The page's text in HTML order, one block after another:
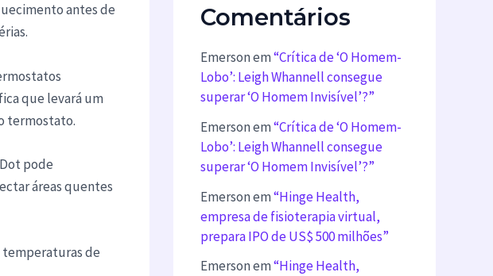
antes de
que levará um
termostato.
pode
áreas quentes
temperaturas de
Comentários
Emersonem“Crítica de ‘O Homem-
Lobo’: Leigh Whannell consegue
superar ‘O Homem Invisível’?”
Emersonem“Crítica de ‘O Homem-
Lobo’: Leigh Whannell consegue
superar ‘O Homem Invisível’?”
Emersonem“Hinge Health,
empresa de fisioterapia virtual,
prepara IPO de US$ 500 milhões”
Emersonem“Hinge Health,